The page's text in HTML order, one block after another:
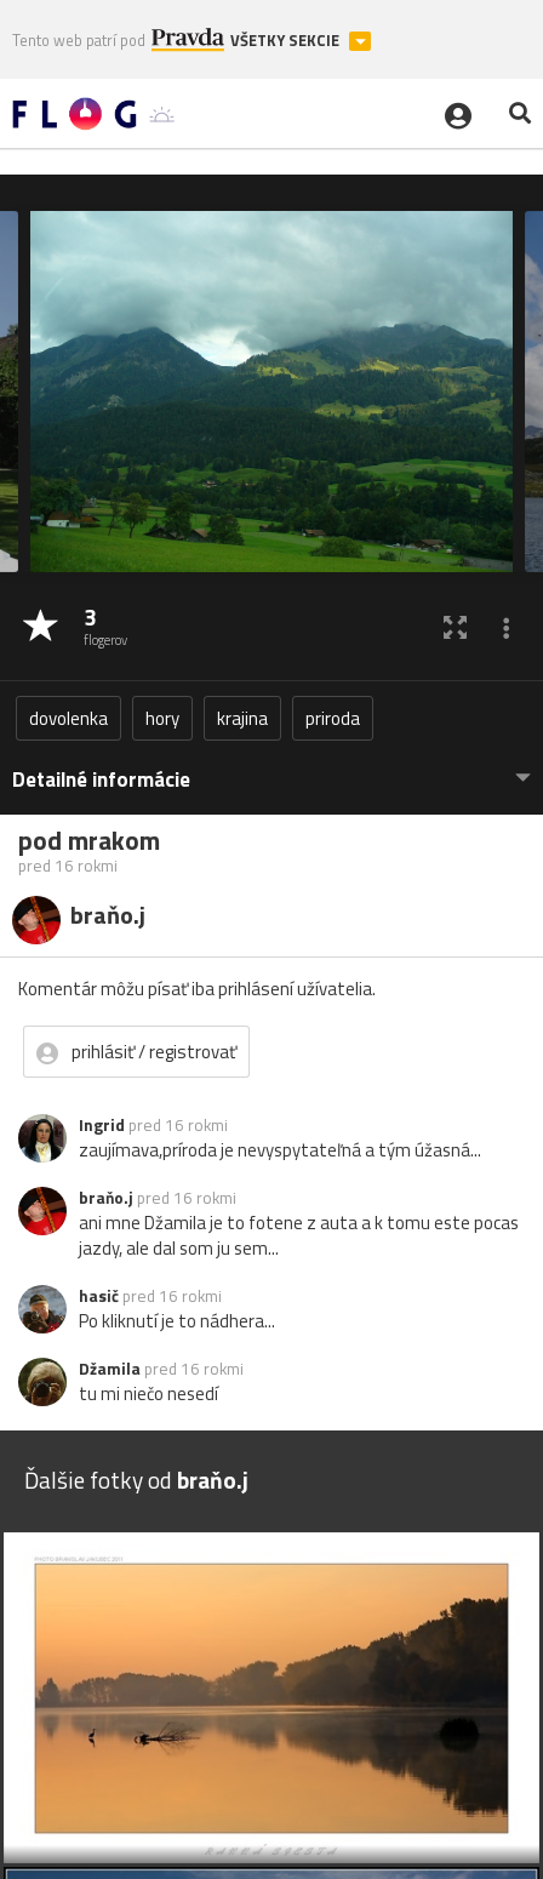
Tento web patrí pod VŠETKY SEKCIE
3
flogerov
dovolenka hory krajina priroda
Detailné informácie
pod mrakom
pred 16 rokmi
braňo.j
Komentár môžu písať iba prihlásení užívatelia.
prihlásiť / registrovať
Ingrid pred 16 rokmi
zaujímava,príroda je nevyspytateľná a tým úžasná...
braňo.j pred 16 rokmi
ani mne Džamila je to fotene z auta a k tomu este pocas
jazdy, ale dal som ju sem...
hasič pred 16 rokmi
Po kliknutí je to nádhera...
Džamila pred 16 rokmi
tu mi niečo nesedí
Ďalšie fotky od braňo.j